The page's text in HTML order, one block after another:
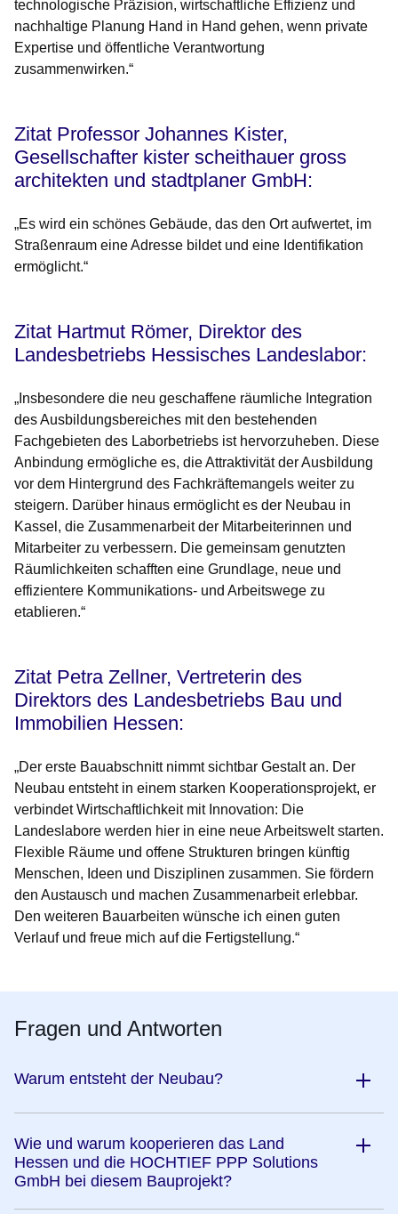
technologische Präzision, wirtschaftliche Effizienz und
nachhaltige Planung Hand in Hand gehen, wenn private
Expertise und öffentliche Verantwortung
zusammenwirken.“
Zitat Professor Johannes Kister,
Gesellschafter kister scheithauer gross
architekten und stadtplaner GmbH:
„Es wird ein schönes Gebäude, das den Ort aufwertet, im
Straßenraum eine Adresse bildet und eine Identifikation
ermöglicht.“
Zitat Hartmut Römer, Direktor des
Landesbetriebs Hessisches Landeslabor:
„Insbesondere die neu geschaffene räumliche Integration
des Ausbildungsbereiches mit den bestehenden
Fachgebieten des Laborbetriebs ist hervorzuheben. Diese
Anbindung ermögliche es, die Attraktivität der Ausbildung
vor dem Hintergrund des Fachkräftemangels weiter zu
steigern. Darüber hinaus ermöglicht es der Neubau in
Kassel, die Zusammenarbeit der Mitarbeiterinnen und
Mitarbeiter zu verbessern. Die gemeinsam genutzten
Räumlichkeiten schafften eine Grundlage, neue und
effizientere Kommunikations- und Arbeitswege zu
etablieren.“
Zitat Petra Zellner, Vertreterin des
Direktors des Landesbetriebs Bau und
Immobilien Hessen:
„Der erste Bauabschnitt nimmt sichtbar Gestalt an. Der
Neubau entsteht in einem starken Kooperationsprojekt, er
verbindet Wirtschaftlichkeit mit Innovation: Die
Landeslabore werden hier in eine neue Arbeitswelt starten.
Flexible Räume und offene Strukturen bringen künftig
Menschen, Ideen und Disziplinen zusammen. Sie fördern
den Austausch und machen Zusammenarbeit erlebbar.
Den weiteren Bauarbeiten wünsche ich einen guten
Verlauf und freue mich auf die Fertigstellung.“
Fragen und Antworten
Warum entsteht der Neubau?
Wie und warum kooperieren das Land
Hessen und die HOCHTIEF PPP Solutions
GmbH bei diesem Bauprojekt?